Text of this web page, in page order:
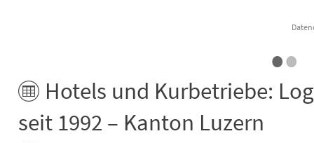
••
Hotels und Kurbetriebe:
seit 1992 – Kanton Luzern